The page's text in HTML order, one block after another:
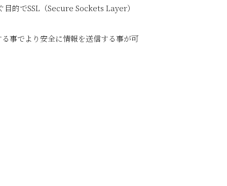
的でSSL（Secure Sockets Layer）
事でより安全に情報を送信する事が可